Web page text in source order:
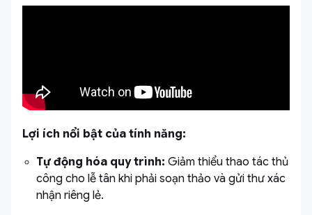
Lợi ích nổi bật của tính năng:
Tự động hóa quy trình: Giảm thiểu thao tác thủ
công cho lễ tân khi phải soạn thảo và gửi thư xác
nhận riêng lẻ.